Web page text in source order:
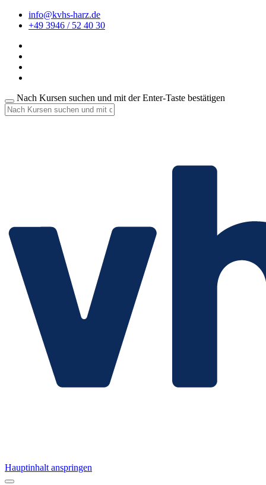
info@kvhs-harz.de
+49 3946 / 52 40 30
Nach Kursen suchen und mit der Enter-Taste bestätigen
Hauptinhalt anspringen